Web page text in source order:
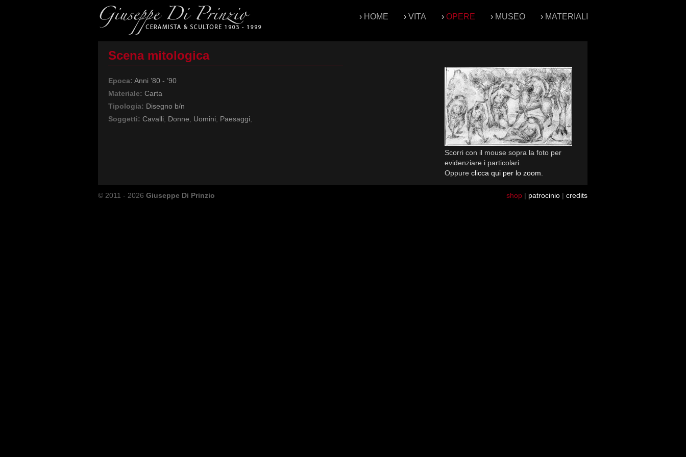
› HOME › VITA › OPERE › MUSEO › MATERIALI
Scena mitologica
Epoca: Anni ’80 - ’90
Materiale: Carta
Tipologia: Disegno b/n
Soggetti: Cavalli Donne Uomini Paesaggi
Scorri con il mouse sopra la foto per
evidenziare i particolari.
Oppure clicca qui per lo zoom
© 2011 - 2026 Giuseppe Di Prinzio shop | patrocinio | credits